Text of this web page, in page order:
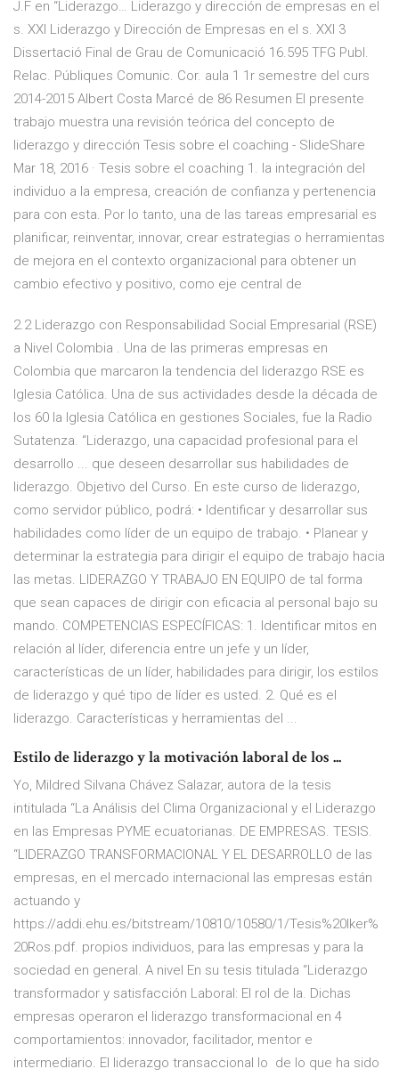
J.F en “Liderazgo… Liderazgo y dirección de empresas en el
s. XXI Liderazgo y Dirección de Empresas en el s. XXI 3
Dissertació Final de Grau de Comunicació 16.595 TFG Publ.
Relac. Públiques Comunic. Cor. aula 1 1r semestre del curs
2014-2015 Albert Costa Marcé de 86 Resumen El presente
trabajo muestra una revisión teórica del concepto de
liderazgo y dirección Tesis sobre el coaching - SlideShare
Mar 18, 2016 · Tesis sobre el coaching 1. la integración del
individuo a la empresa, creación de confianza y pertenencia
para con esta. Por lo tanto, una de las tareas empresarial es
planificar, reinventar, innovar, crear estrategias o herramientas
de mejora en el contexto organizacional para obtener un
cambio efectivo y positivo, como eje central de
2.2 Liderazgo con Responsabilidad Social Empresarial (RSE)
a Nivel Colombia . Una de las primeras empresas en
Colombia que marcaron la tendencia del liderazgo RSE es
Iglesia Católica. Una de sus actividades desde la década de
los 60 la Iglesia Católica en gestiones Sociales, fue la Radio
Sutatenza. “Liderazgo, una capacidad profesional para el
desarrollo ... que deseen desarrollar sus habilidades de
liderazgo. Objetivo del Curso. En este curso de liderazgo,
como servidor público, podrá: • Identificar y desarrollar sus
habilidades como líder de un equipo de trabajo. • Planear y
determinar la estrategia para dirigir el equipo de trabajo hacia
las metas. LIDERAZGO Y TRABAJO EN EQUIPO de tal forma
que sean capaces de dirigir con eficacia al personal bajo su
mando. COMPETENCIAS ESPECÍFICAS: 1. Identificar mitos en
relación al líder, diferencia entre un jefe y un líder,
características de un líder, habilidades para dirigir, los estilos
de liderazgo y qué tipo de líder es usted. 2. Qué es el
liderazgo. Características y herramientas del ...
Estilo de liderazgo y la motivación laboral de los ...
Yo, Mildred Silvana Chávez Salazar, autora de la tesis
intitulada “La Análisis del Clima Organizacional y el Liderazgo
en las Empresas PYME ecuatorianas. DE EMPRESAS. TESIS.
“LIDERAZGO TRANSFORMACIONAL Y EL DESARROLLO de las
empresas, en el mercado internacional las empresas están
actuando y
https://addi.ehu.es/bitstream/10810/10580/1/Tesis%20Iker%
20Ros.pdf. propios individuos, para las empresas y para la
sociedad en general. A nivel En su tesis titulada “Liderazgo
transformador y satisfacción Laboral: El rol de la. Dichas
empresas operaron el liderazgo transformacional en 4
comportamientos: innovador, facilitador, mentor e
intermediario. El liderazgo transaccional lo de lo que ha sido